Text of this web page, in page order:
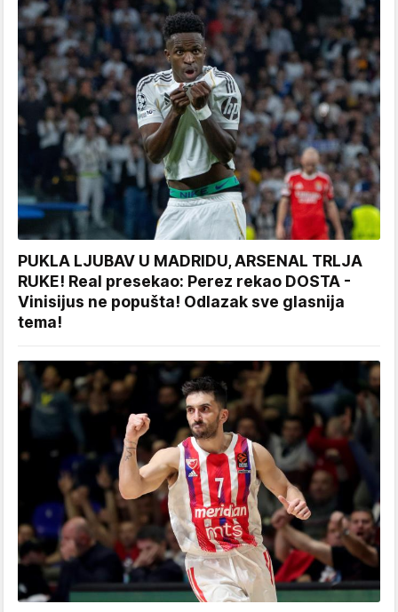
PUKLA LJUBAV U MADRIDU, ARSENAL TRLJA
RUKE! Real presekao: Perez rekao DOSTA -
Vinisijus ne popušta! Odlazak sve glasnija
tema!